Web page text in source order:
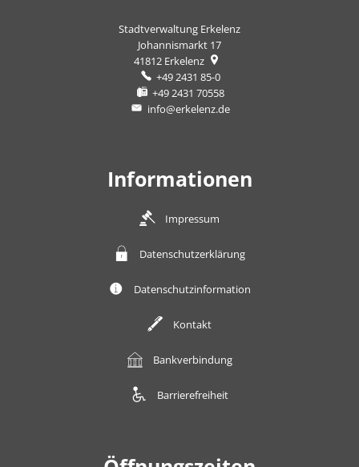
Stadtverwaltung Erkelenz
Johannismarkt 17
41812 Erkelenz
+49 2431 85-0
+49 2431 70558
info@erkelenz.de
Informationen
Impressum
Datenschutzerklärung
Datenschutzinformation
Kontakt
Bankverbindung
Barrierefreiheit